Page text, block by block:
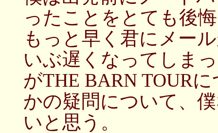
ったことをとても後
もっと早く君にメー
いぶ遅くなってしま
がTHE BARN TOUR
かの疑問について、
いと思う。